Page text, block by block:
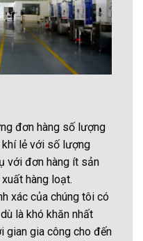
đơn hàng số lượng
khí lẻ với số lượng
với đơn hàng ít sản
hàng loạt.
xác của chúng tôi có
là khó khăn nhất
gian gia công cho đến